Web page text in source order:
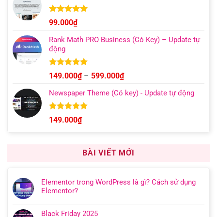
Được xếp
hạng4.95
5 sao
99.000₫
Rank Math PRO Business (Có Key) – Update tự
động
Được xếp
hạng 5.00
5 sao
149.000₫ – 599.000₫Khoảng
từ
Newspaper Theme (Có key) - Update tự động
Được xếp
hạng 4.92
149.000₫
BÀI VIẾT MỚI
Elementor trong WordPress là gì? Cách sử dụng
Elementor?
Black Friday 2025